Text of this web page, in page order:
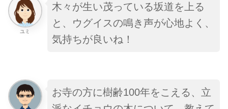
ユミ
木々が生い茂っている坂道を上る
と 、ウグイスの鳴き声が心地よく、
気持ちが良いね！
お寺の方に樹齢100年をこえる、立